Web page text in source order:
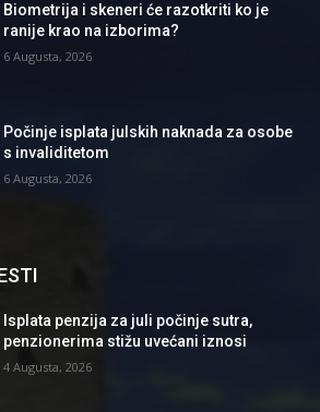
Biometrija i skeneri će razotkriti ko je
ranije krao na izborima?
6 Augusta, 2026
Počinje isplata julskih naknada za osobe
s invaliditetom
6 Augusta, 2026
Isplata penzija za juli počinje sutra,
penzionerima stižu uvećani iznosi
4 Augusta, 2026